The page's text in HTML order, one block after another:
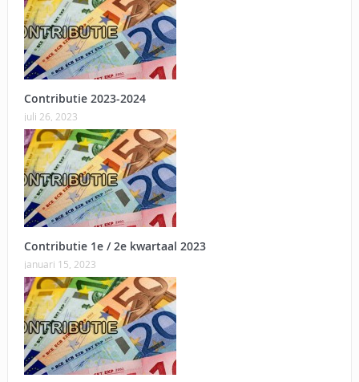
Contributie 2023-2024
juli 26, 2023
Contributie 1e / 2e kwartaal 2023
januari 15, 2023